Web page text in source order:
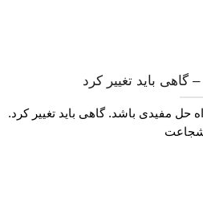
گاهی باید تغییر کرد
حل مفیدی باشد. گاهی باید تغییر کرد.